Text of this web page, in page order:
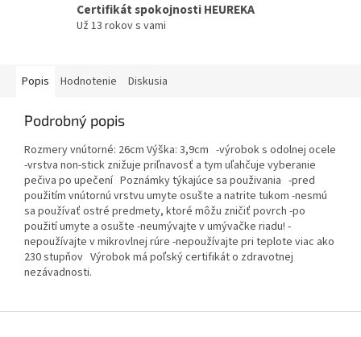
Certifikát spokojnosti HEUREKA
Už 13 rokov s vami
Popis Hodnotenie Diskusia
Podrobný popis
Rozmery vnútorné: 26cm Výška: 3,9cm -výrobok s odolnej ocele
-vrstva non-stick znižuje priľnavosť a tym uľahčuje vyberanie
pečiva po upečení Poznámky týkajúce sa použivania -pred
použitím vnútornú vrstvu umyte osušte a natrite tukom -nesmú
sa používať ostré predmety, ktoré môžu zničiť povrch -po
použití umyte a osušte -neumývajte v umývačke riadu! -
nepoužívajte v mikrovlnej rúre -nepoužívajte pri teplote viac ako
230 stupňov Výrobok má poľský certifikát o zdravotnej
nezávadnosti.